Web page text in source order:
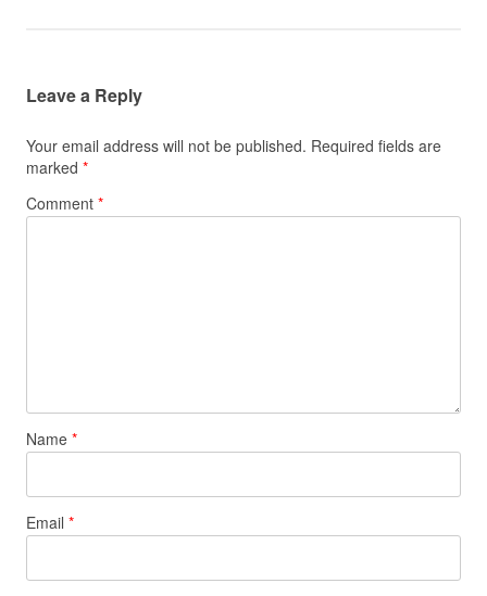
Leave a Reply
Your email address will not be published. Required fields are
marked *
Comment *
Name *
Email *